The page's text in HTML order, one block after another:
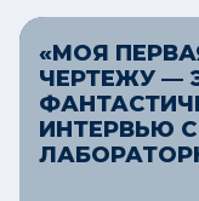
«МОЯ
ЧЕРТЕЖУ —
ИНТЕРВЬЮ